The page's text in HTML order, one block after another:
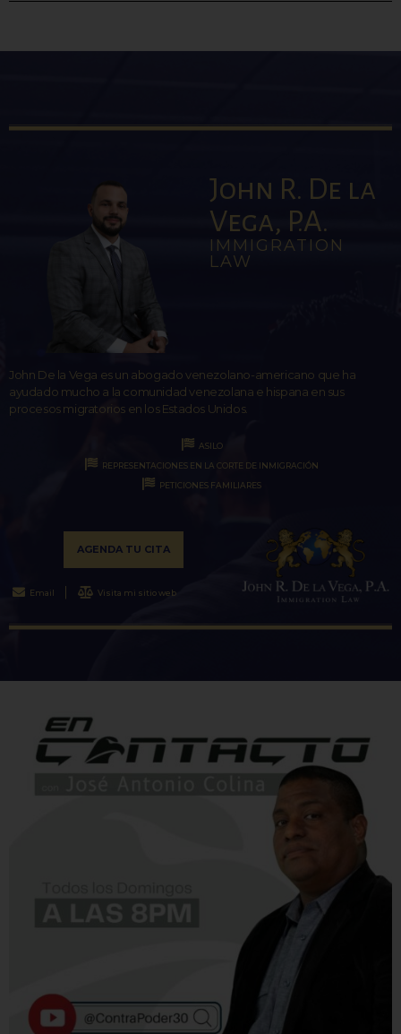
John R. De la
Vega, P.A.
IMMIGRATION
LAW
John De la Vega es un abogado venezolano-americano que ha
ayudado mucho a la comunidad venezolana e hispana en sus
procesos migratorios en los Estados Unidos.
ASILO
REPRESENTACIONES EN LA CORTE DE INMIGRACIÓN
PETICIONES FAMILIARES
AGENDA TU CITA
Email Visita mi sitio web